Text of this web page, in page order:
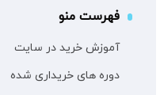
فهرست منو
آموزش خرید در سایت
دوره های خریداری شده